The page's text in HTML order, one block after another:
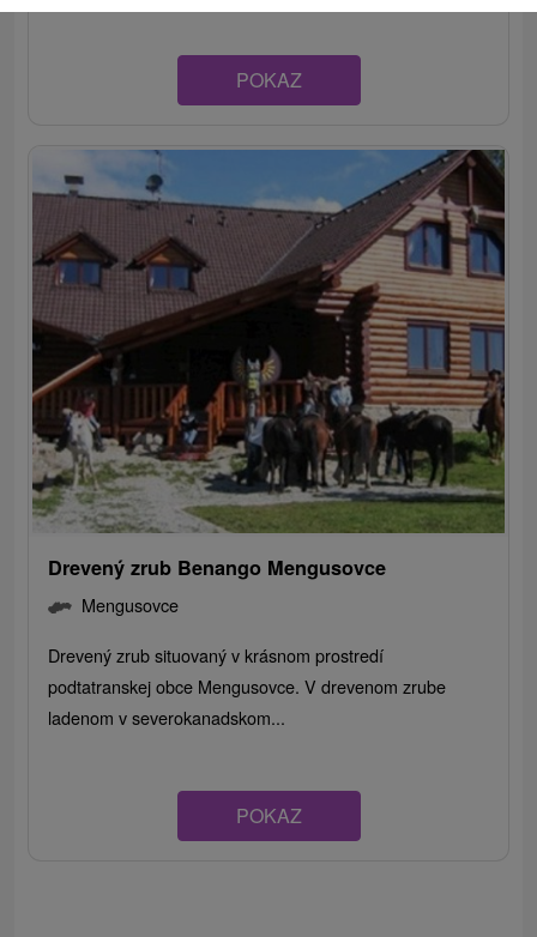
POKAZ
Drevený zrub Benango Mengusovce
Mengusovce
Drevený zrub situovaný v krásnom prostredí
podtatranskej obce Mengusovce. V drevenom zrube
ladenom v severokanadskom...
POKAZ